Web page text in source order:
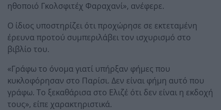
ηθοποιό Γκολσφιτέχ Φαραχανί», ανέφερε.
Ο ίδιος υποστηρίζει ότι προχώρησε σε εκτεταμένη
έρευνα προτού συμπεριλάβει τον ισχυρισμό στο
βιβλίο του.
«Γράφω το όνομα γιατί υπήρξαν φήμες που
κυκλοφόρησαν στο Παρίσι. Δεν είναι φήμη αυτό που
γράφω. Το ξεκαθάρισα στο Ελιζέ ότι δεν είναι η εκδοχή
τους», είπε χαρακτηριστικά.